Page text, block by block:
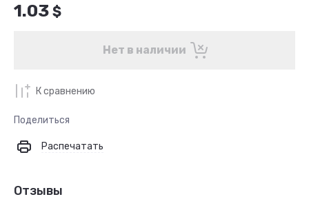
1.03 $
Нет в наличии
К сравнению
Поделиться
Распечатать
Отзывы